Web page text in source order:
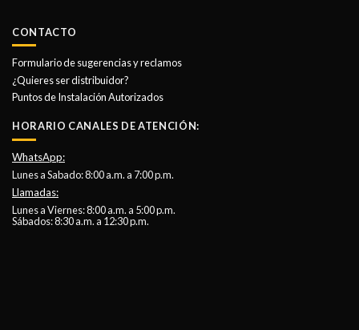
CONTACTO
Formulario de sugerencias y reclamos
¿Quieres ser distribuidor?
Puntos de Instalación Autorizados
HORARIO CANALES DE ATENCIÓN:
WhatsApp:
Lunes a Sabado: 8:00 a.m. a 7:00 p.m.
Llamadas:
Lunes a Viernes: 8:00 a.m. a 5:00 p.m.
Sábados: 8:30 a.m. a 12:30 p.m.